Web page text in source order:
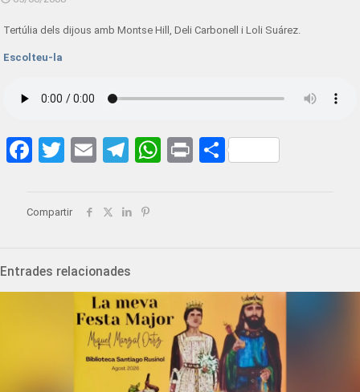
Tertúlia dels dijous amb Montse Hill, Deli Carbonell i Loli Suárez.
Escolteu-la
Facebook
Twitter
EmailTelegram
WhatsApp
PrintShare
Compartir
Entrades relacionades